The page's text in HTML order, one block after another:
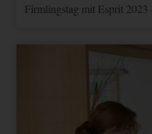
Firmlingstag mit Esprit 2023